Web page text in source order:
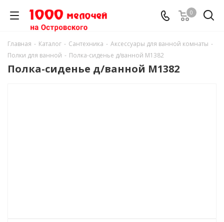
0
Главная - Каталог - Сантехника - Аксессуары для ванной комнаты -
Полки для ванной - Полка-сиденье д/ванной М1382
Полка-сиденье д/ванной М1382